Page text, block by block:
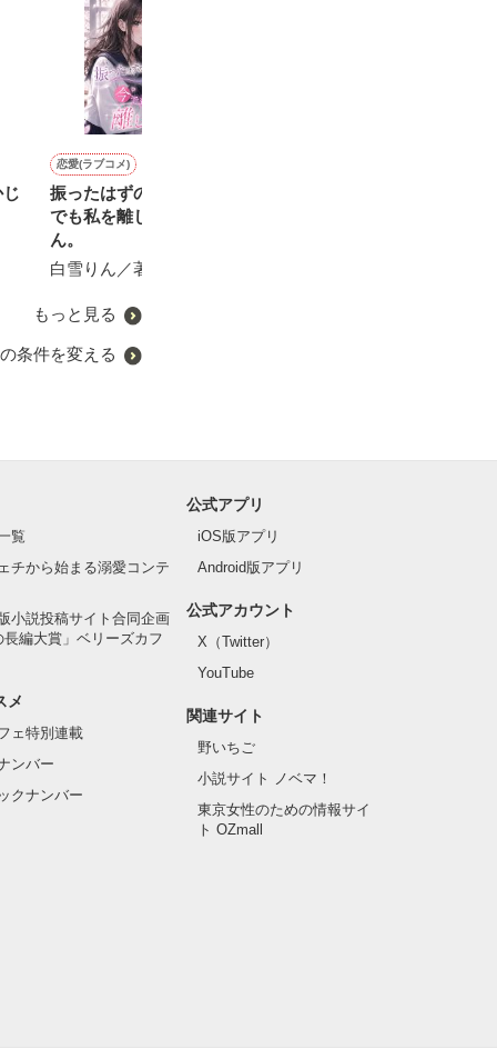
恋愛(ラブコメ)
振ったはずの元カレが、今
でも私を離してくれませ
ん。
白雪りん／著
もっと見る
条件を変える
覧
チから始まる溺愛コンテ
小説投稿サイト合同企画
長編大賞」ベリーズカフ
メ
ェ特別連載
ンバー
クナンバー
公式アプリ
iOS版アプリ
Android版アプリ
公式アカウント
X（Twitter）
YouTube
関連サイト
野いちご
小説サイト ノベマ！
東京女性のための情報サイ
ト OZmall